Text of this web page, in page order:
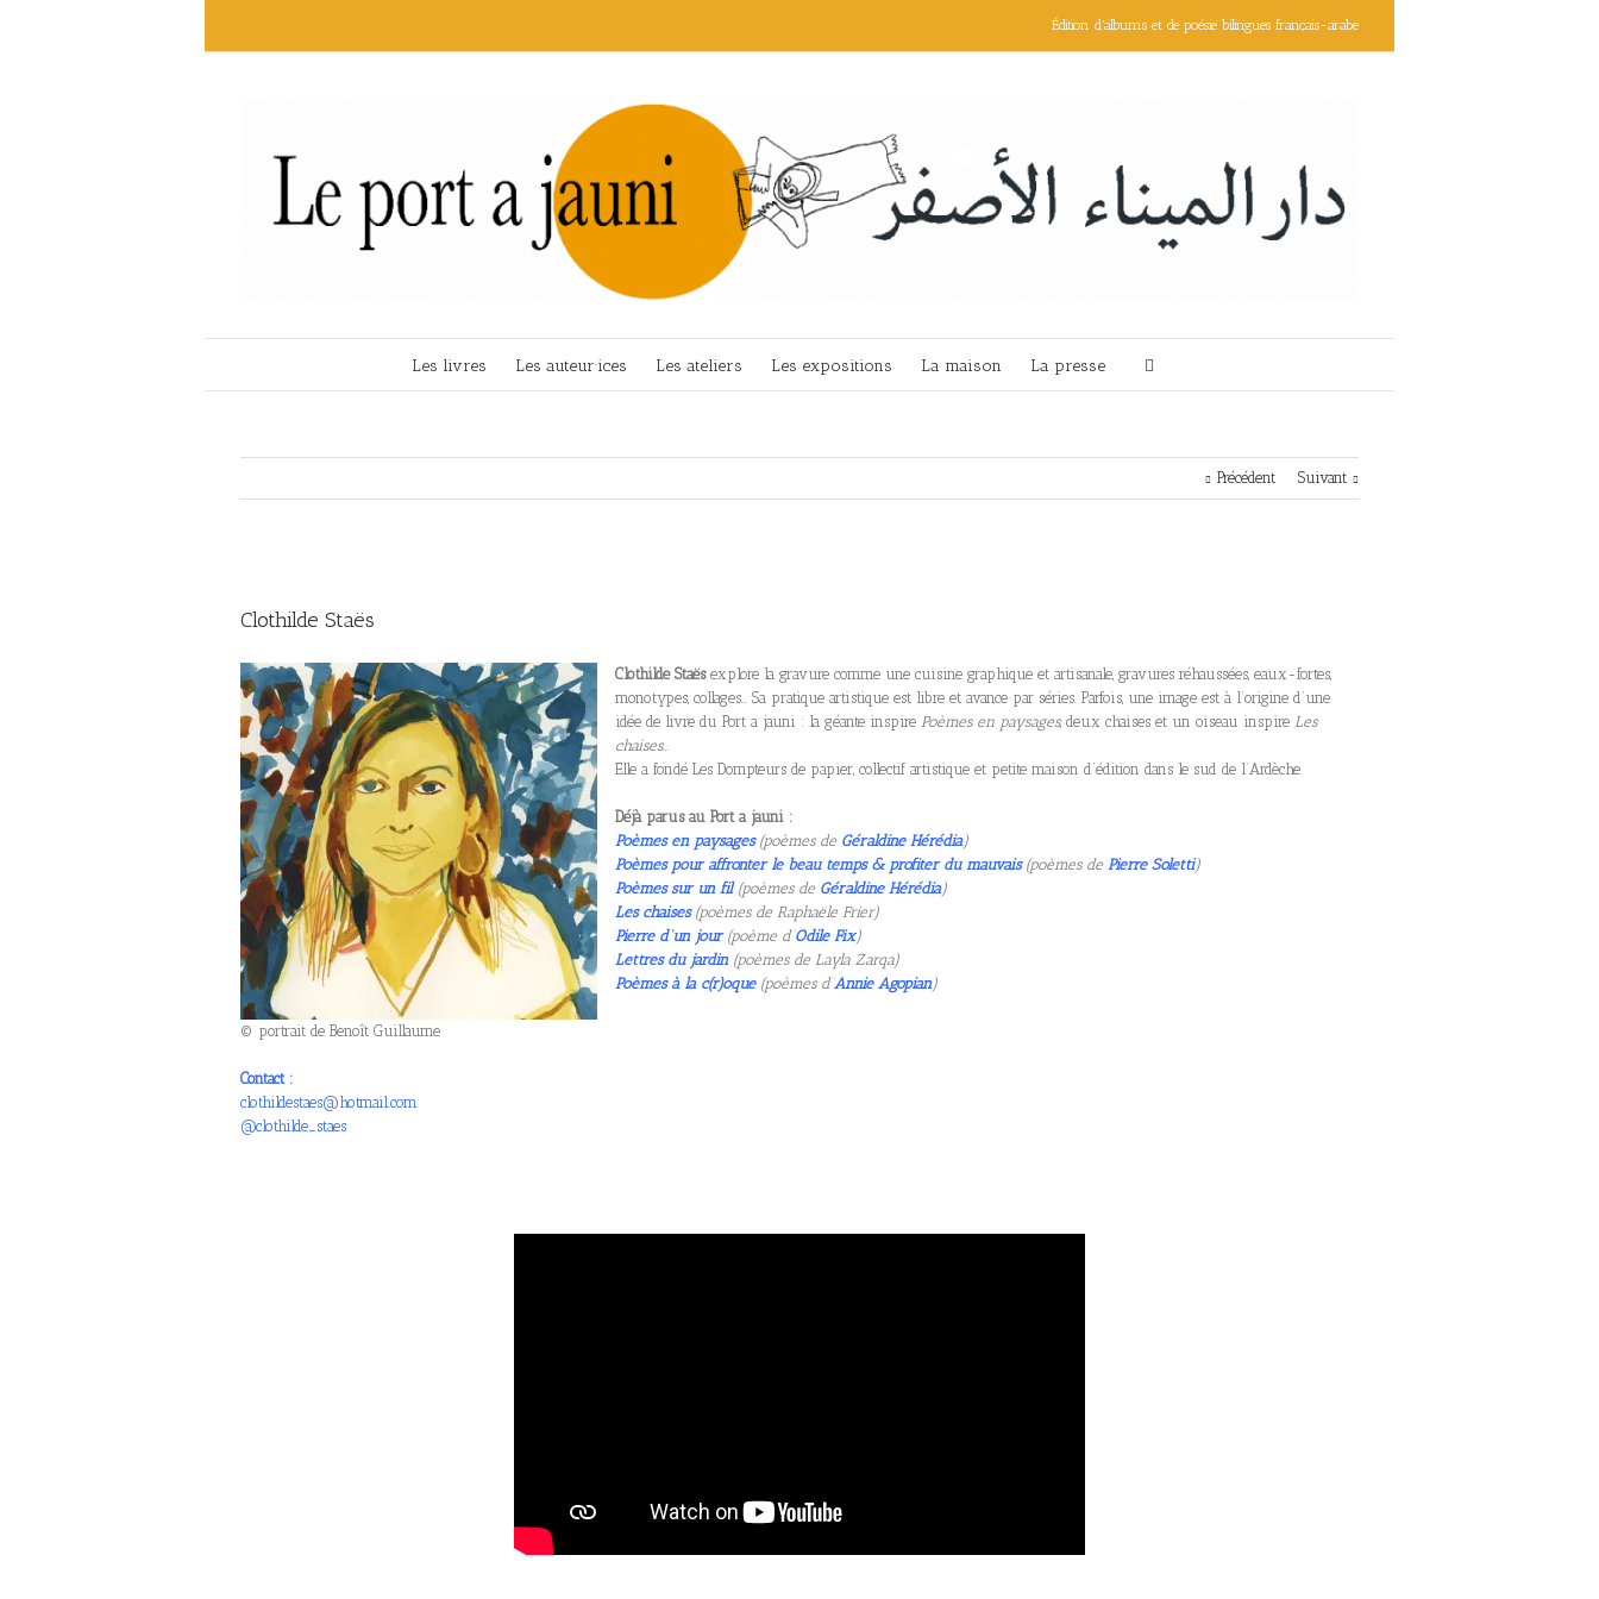
Édition d'albums et de poésie bilingues français-arabe
Les livres Les auteur·ices Les ateliers Les expositions La maison La presse
Précédent Suivant
Clothilde Staës
Clothilde Staësexplore la gravure comme une cuisine graphique et artisanale, gravures réhaussées, eaux-fortes,
monotypes, collages… Sa pratique artistique est libre et avance par séries. Parfois, une image est à l’origine d’une
idée de livre du Port a jauni : la géante inspire Poèmes en paysages, deux chaises et un oiseau inspire Les
chaises…
Elle a fondé Les Dompteurs de papier, collectif artistique et petite maison d’édition dans le sud de l’Ardèche.
Déjà parus au Port a jauni :
Poèmes en paysages(poèmes deGéraldine Hérédia)
Poèmes pour affronter le beau temps & profiter du mauvais(poèmes de Pierre Soletti)
Poèmes sur un fil (poèmes deGéraldine Hérédia)
Les chaises(poèmes de Raphaële Frier)
Pierre d’un jour(poème d’Odile Fix)
Lettres du jardin(poèmes de Layla Zarqa)
Poèmes à la c(r)oque (poèmes d’Annie Agopian)
© portrait de Benoît Guillaume
Contact :
clothildestaes@hotmail.com
@clothilde_staes